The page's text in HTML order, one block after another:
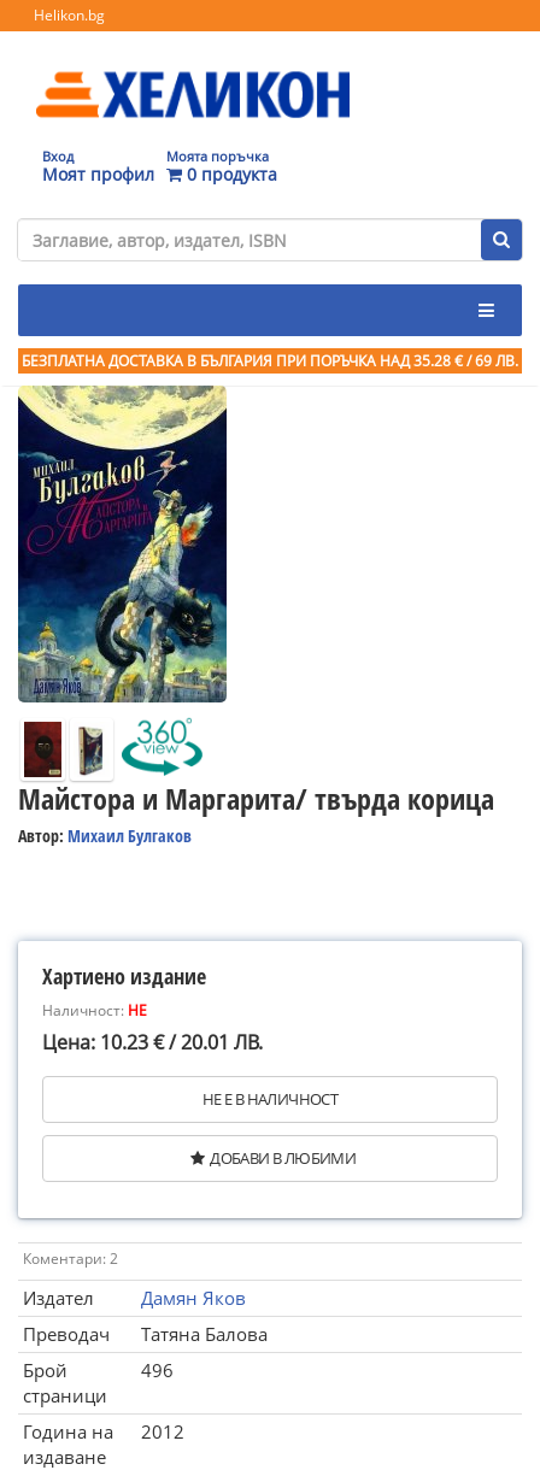
Helikon.bg
Вход
Моят профил
Моята поръчка
0 продукта
БЕЗПЛАТНА ДОСТАВКА В БЪЛГАРИЯ ПРИ ПОРЪЧКА НАД 35.28 € / 69 ЛВ.
Майстора и Маргарита/ твърда корица
Автор: Михаил Булгаков
Хартиено издание
Наличност: НЕ
Цена: 10.23 € / 20.01 ЛВ.
НЕ Е В НАЛИЧНОСТ
ДОБАВИ В ЛЮБИМИ
Коментари: 2
Издател
Дамян Яков
Преводач
Татяна Балова
Брой
страници
496
Година на
издаване
2012